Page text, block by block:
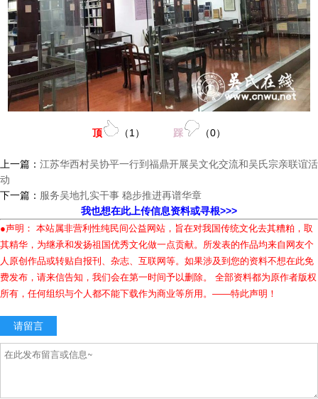
顶 （1） 踩 （0）
上一篇： 江苏华西村吴协平一行到福鼎开展吴文化交流和吴氏宗亲联谊活
动
下一篇： 服务吴地扎实干事 稳步推进再谱华章
我也想在此上传信息资料或寻根>>>
●声明： 本站属非营利性纯民间公益网站，旨在对我国传统文化去其糟粕，取
其精华，为继承和发扬祖国优秀文化做一点贡献。所发表的作品均来自网友个
人原创作品或转贴自报刊、杂志、互联网等。如果涉及到您的资料不想在此免
费发布，请来信告知，我们会在第一时间予以删除。 全部资料都为原作者版权
所有，任何组织与个人都不能下载作为商业等所用。——特此声明！
请留言